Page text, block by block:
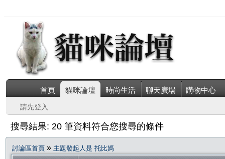
首頁 貓咪論壇 時尚生活 聊天廣場 購物中心
請先登入
搜尋結果: 20 筆資料符合您搜尋的條件
討論區首頁 » 主題發起人是 托比媽